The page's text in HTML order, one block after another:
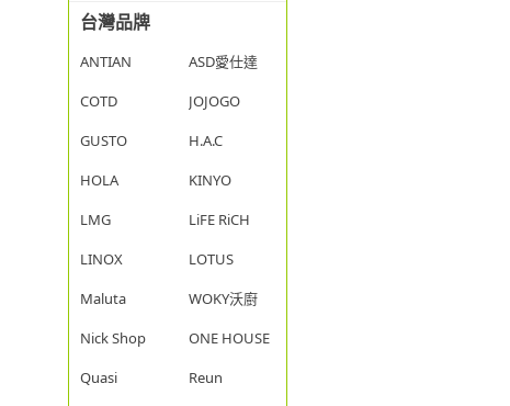
台灣品牌
ANTIAN
ASD愛仕達
COTD
JOJOGO
GUSTO
H.A.C
HOLA
KINYO
LMG
LiFE RiCH
LINOX
LOTUS
Maluta
WOKY沃廚
Nick Shop
ONE HOUSE
Quasi
Reun